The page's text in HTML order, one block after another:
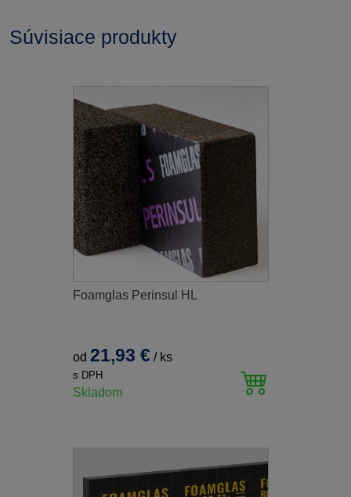
Súvisiace produkty
Foamglas Perinsul HL
od 21,93 € / ks
s DPH
Skladom